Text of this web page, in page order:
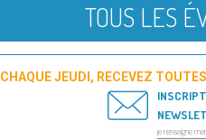
TOUS LES
CHAQUE JEUDI, RECEVEZ